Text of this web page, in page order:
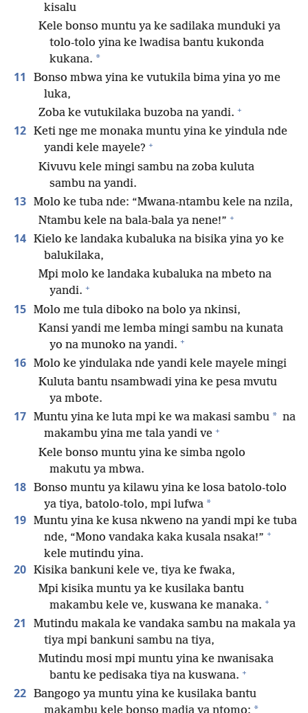
kisalu
Kele bonso muntu ya ke sadilaka munduki ya
tolo-tolo yina ke lwadisa bantu kukonda
kukana. *
11
Bonso mbwa yina ke vutukila bima yina yo me
luka,
Zoba ke vutukilaka buzoba na yandi. +
12 Keti nge me monaka muntu yina ke yindula nde
yandi kele mayele? +
Kivuvu kele mingi sambu na zoba kuluta
sambu na yandi.
13 Molo ke tuba nde: “Mwana-ntambu kele na nzila,
Ntambu kele na bala-bala ya nene!” +
14 Kielo ke landaka kubaluka na bisika yina yo ke
balukilaka,
Mpi molo ke landaka kubaluka na mbeto na
yandi. +
15 Molo me tula diboko na bolo ya nkinsi,
Kansi yandi me lemba mingi sambu na kunata
yo na munoko na yandi. +
16 Molo ke yindulaka nde yandi kele mayele mingi
Kuluta bantu nsambwadi yina ke pesa mvutu
ya mbote.
17 Muntu yina ke luta mpi ke wa makasi sambu * na
makambu yina me tala yandi ve +
Kele bonso muntu yina ke simba ngolo
makutu ya mbwa.
18 Bonso muntu ya kilawu yina ke losa batolo-tolo
ya tiya, batolo-tolo, mpi lufwa *
19 Muntu yina ke kusa nkweno na yandi mpi ke tuba
nde, “Mono vandaka kaka kusala nsaka!” +
kele mutindu yina.
20 Kisika bankuni kele ve, tiya ke fwaka,
Mpi kisika muntu ya ke kusilaka bantu
makambu kele ve, kuswana ke manaka. +
21
Mutindu makala ke vandaka sambu na makala ya
tiya mpi bankuni sambu na tiya,
Mutindu mosi mpi muntu yina ke nwanisaka
bantu ke pedisaka tiya na kuswana. +
22 Bangogo ya muntu yina ke kusilaka bantu